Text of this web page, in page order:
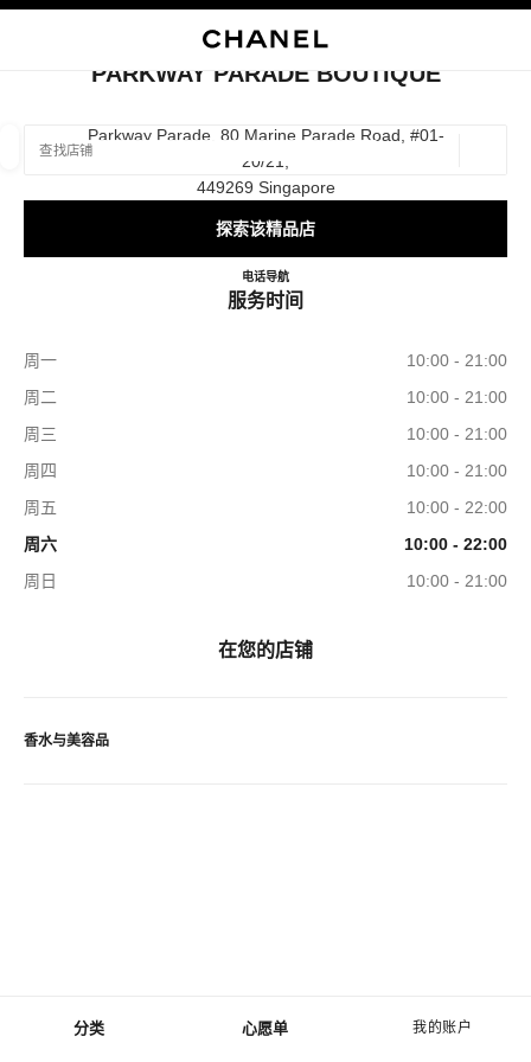
菜单 - 主导航
分类 心愿单 我的账户
相关建议会显示在此搜索栏下方
关闭精品店卡片 PARKWAY PARADE BOUTIQUE
PARKWAY PARADE BOUTIQUE
Parkway Parade, 80 Marine Parade Road, #01-
20/21,
449269 Singapore
探索该精品店
电话8003211500
导航PARKWAY PARADE
服务时间
周一
10:00 - 21:00
周二
10:00 - 21:00
周三
10:00 - 21:00
周四
10:00 - 21:00
周五
10:00 - 22:00
周六
10:00 - 22:00
周日
10:00 - 21:00
在您的店铺
香水与美容品
筛选条件
筛选结果依据：